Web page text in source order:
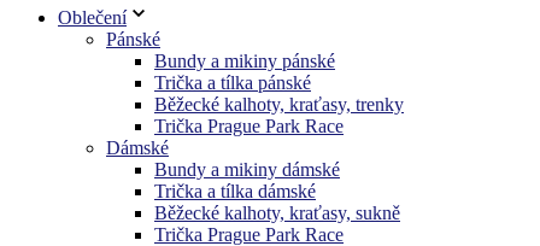
Oblečení
Pánské
Bundy a mikiny pánské
Trička a tílka pánské
Běžecké kalhoty, kraťasy, trenky
Trička Prague Park Race
Dámské
Bundy a mikiny dámské
Trička a tílka dámské
Běžecké kalhoty, kraťasy, sukně
Trička Prague Park Race